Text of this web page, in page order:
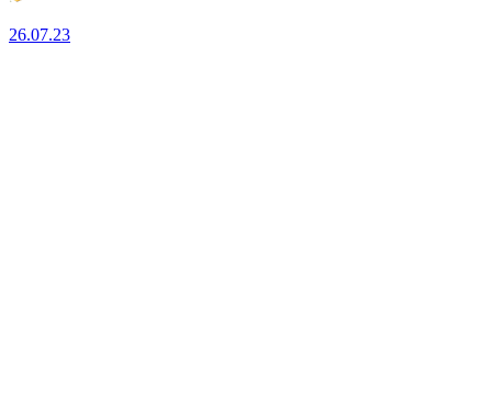
26.07.23